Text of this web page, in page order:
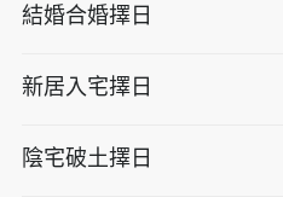
結婚合婚擇日
新居入宅擇日
陰宅破土擇日